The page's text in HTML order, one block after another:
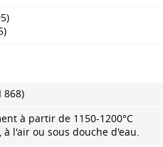
868)
à partir de 1150-1200°C
à l'air ou sous douche d'eau.